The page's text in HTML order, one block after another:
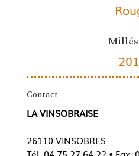
Contact
LA VINSOBRAISE
26110 VINSOBRES